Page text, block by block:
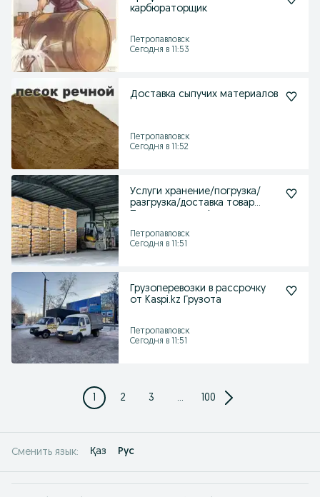
карбюраторщик
Петропавловск
Сегодня в 11:53
Доставка сыпучих материалов
Петропавловск
Сегодня в 11:52
Услуги хранение/погрузка/
разгрузка/доставка товар
Петропавловск
Сегодня в 11:51
Грузоперевозки в рассрочку
от Kaspi.kz Грузота
Петропавловск
Сегодня в 11:51
1 2 3 ... 100
Сменить язык: Қаз Рус